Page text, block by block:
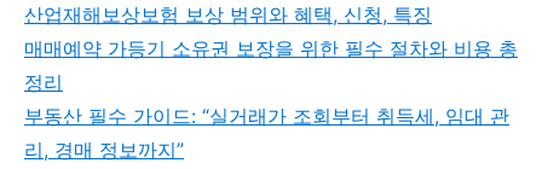
산업재해보상보험 보상 범위와 혜택, 신청, 특징
매매예약 가등기 소유권 보장을 위한 필수 절차와 비용 총
정리
부동산 필수 가이드: “실거래가 조회부터 취득세, 임대 관
리, 경매 정보까지”